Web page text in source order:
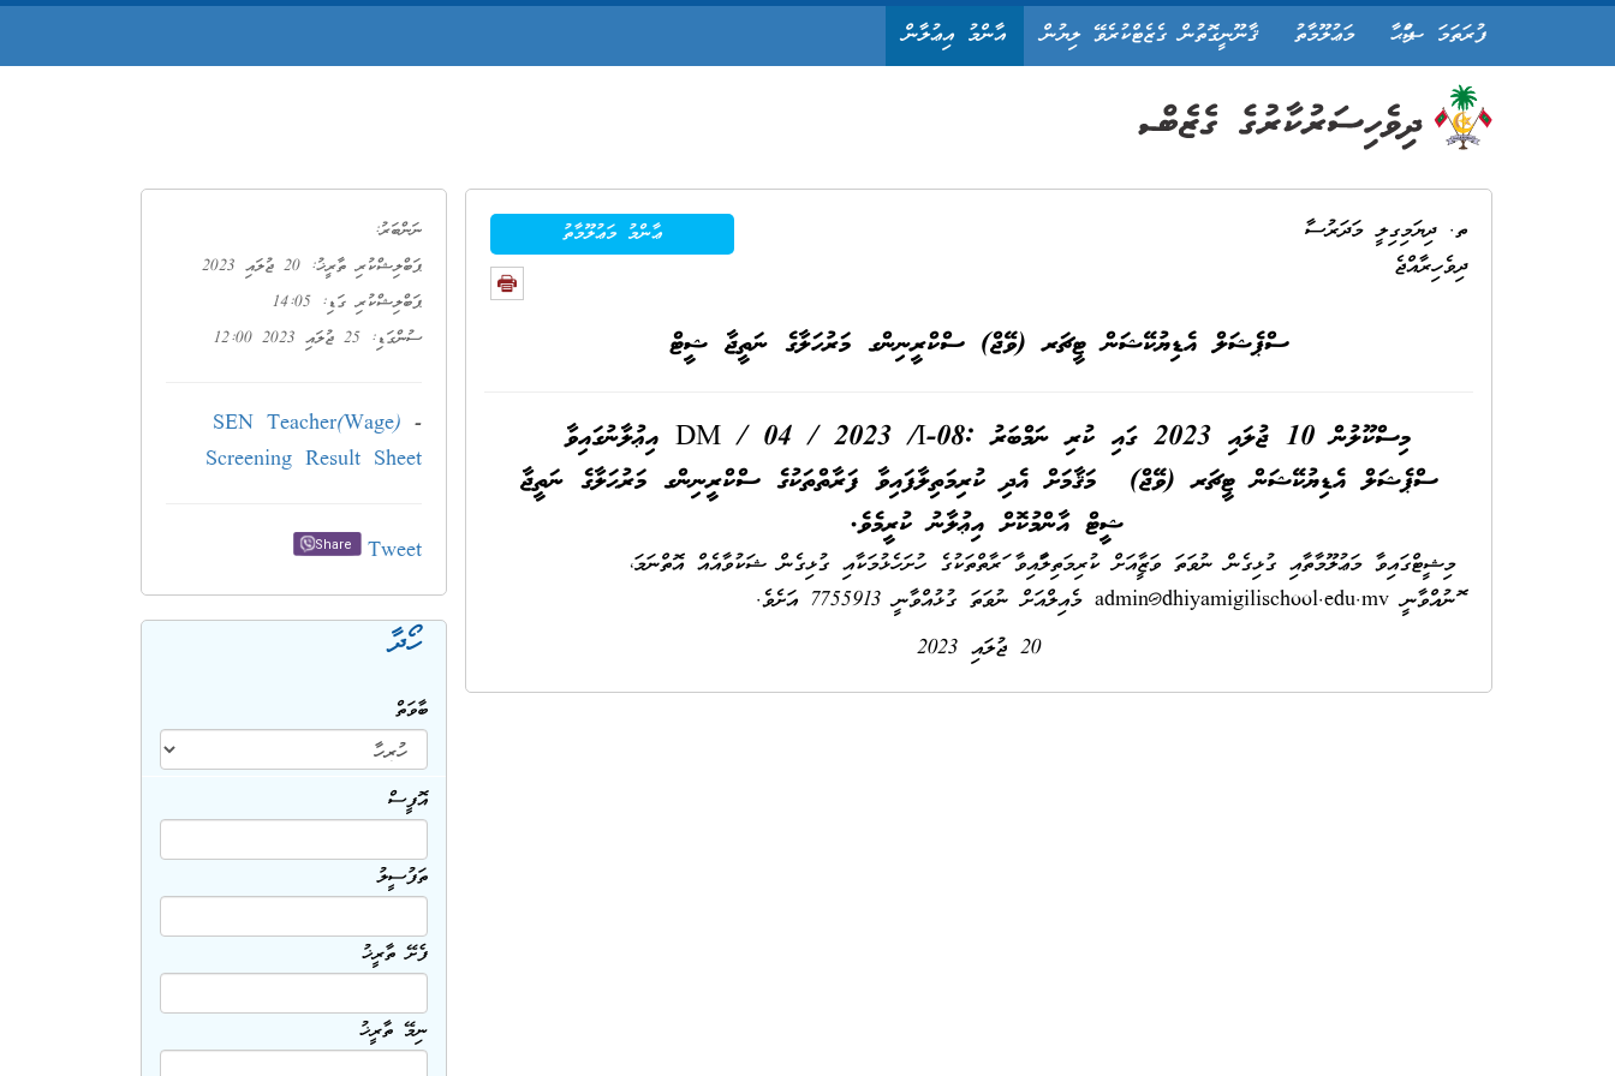
ފުރަތަމަ ޞަފްޙާ މަޢުލޫމާތު ޤާނޫނީގޮތުން ގެޒެޓްކުރެވޭ ލިޔުން އާންމު އިޢުލާން
ޢާންމު މަޢުލޫމާތު
ތ. ދިޔަމިގިލީ މަދަރުސާ
ދިވެހިރާއްޖެ
ސްޕެޝަލް އެޑިޔުކޭޝަން ޓީޗަރ (ވޭޖް) ސްކްރީނިންގ މަރުހަލާގެ ނަތީޖާ ޝީޓް
މިސްކޫލުން 10 ޖުލައި 2023 ގައި ކުރި ނަމްބަރު :DM / 04 / 2023 /I-08 އިޢުލާނުގައިވާ
ސްޕެޝަލް އެޑިޔުކޭޝަން ޓީޗަރ (ވޭޖް) މަޤާމަށް އެދި ކުރިމަތިލާފައިވާ ފަރާތްތަކުގެ ސްކްރީނިންގ މަރުޙަލާގެ ނަތީޖާ
ޝީޓް އާންމުކޮށް އިޢުލާނު ކުރީމެވެ.
މިޝީޓްގައިވާ މަޢުލޫމާތާއި ގުޅިގެން ނުވަތަ ވަޒީފާއަށް ކުރިމަތިލާފައިވާ ފަރާތްތަކުގެ ހުށަހެޅުމަކާއި ގުޅިގެން ޝަކުވާއެއް އޮތްނަމަ،
ފޮނުއްވާނީ admin@dhiyamigilischool.edu.mv މެއިލްއަށް ނުވަތަ ގުޅުއްވާނީ 7755913 އަށެވެ.
20 ޖުލައި 2023
ނަންބަރު:
ޕަބްލިޝްކުރި ތާރީޚު: 20 ޖުލައި 2023
ޕަބްލިޝްކުރި ގަޑި: 14:05
ސުންގަޑި: 25 ޖުލައި 2023 12:00
-
SEN Teacher(Wage)
Screening Result Sheet
Tweet
Share
ހޯދާ
ބާވަތް
އޮފީސް
ތަފުސީލު
ފެށޭ ތާރީޚު
ނިމޭ ތާރީޚު